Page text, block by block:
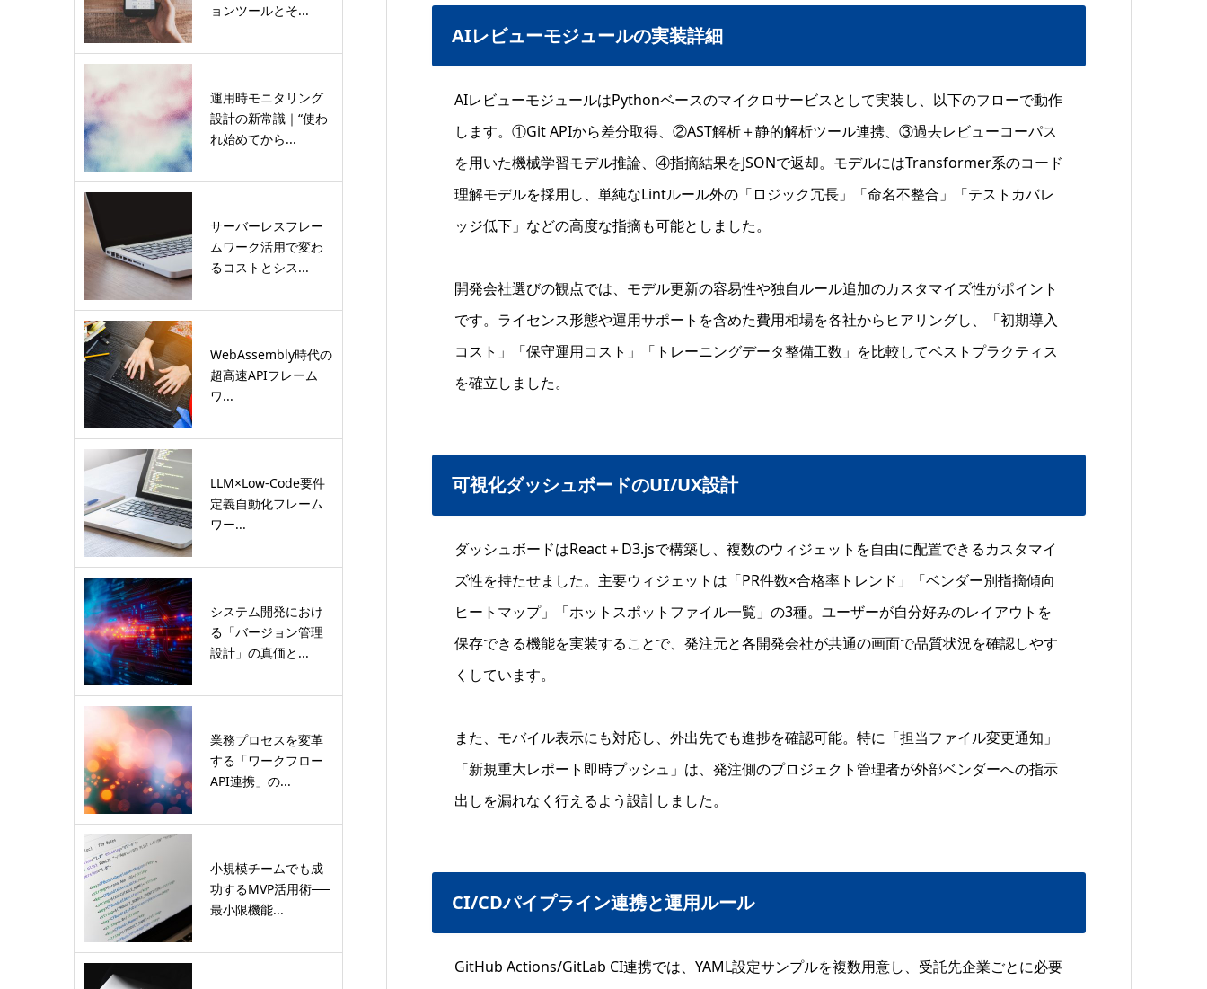
AIレビューモジュールの実装詳細
AIレビューモジュールはPythonベースのマイクロサービスとして実装し、以下のフローで動作
します。①Git APIから差分取得、②AST解析＋静的解析ツール連携、③過去レビューコーパス
を用いた機械学習モデル推論、④指摘結果をJSONで返却。モデルにはTransformer系のコード
理解モデルを採用し、単純なLintルール外の「ロジック冗長」「命名不整合」「テストカバレ
ッジ低下」などの高度な指摘も可能としました。
開発会社選びの観点では、モデル更新の容易性や独自ルール追加のカスタマイズ性がポイント
です。ライセンス形態や運用サポートを含めた費用相場を各社からヒアリングし、「初期導入
コスト」「保守運用コスト」「トレーニングデータ整備工数」を比較してベストプラクティス
を確立しました。
可視化ダッシュボードのUI/UX設計
ダッシュボードはReact＋D3.jsで構築し、複数のウィジェットを自由に配置できるカスタマイ
ズ性を持たせました。主要ウィジェットは「PR件数×合格率トレンド」「ベンダー別指摘傾向
ヒートマップ」「ホットスポットファイル一覧」の3種。ユーザーが自分好みのレイアウトを
保存できる機能を実装することで、発注元と各開発会社が共通の画面で品質状況を確認しやす
くしています。
また、モバイル表示にも対応し、外出先でも進捗を確認可能。特に「担当ファイル変更通知」
「新規重大レポート即時プッシュ」は、発注側のプロジェクト管理者が外部ベンダーへの指示
出しを漏れなく行えるよう設計しました。
CI/CDパイプライン連携と運用ルール
GitHub Actions/GitLab CI連携では、YAML設定サンプルを複数用意し、受託先企業ごとに必要
ョンツールとそ...
運用時モニタリング
設計の新常識｜“使わ
れ始めてから...
サーバーレスフレー
ムワーク活用で変わ
るコストとシス...
WebAssembly時代の
超高速APIフレーム
ワ...
LLM×Low-Code要件
定義自動化フレーム
ワー...
システム開発におけ
る「バージョン管理
設計」の真価と...
業務プロセスを変革
する「ワークフロー
API連携」の...
小規模チームでも成
功するMVP活用術──
最小限機能...